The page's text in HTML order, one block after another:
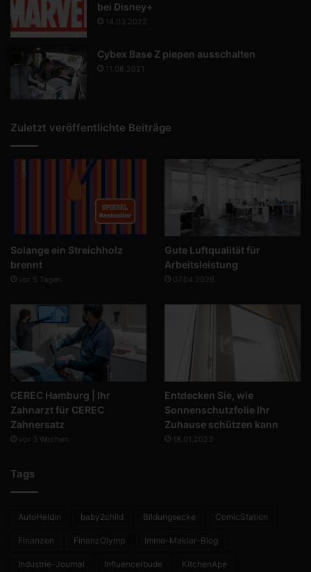
bei Disney+
14.03.2022
Cybex Base Z piepen ausschalten
11.08.2021
Zuletzt veröffentlichte Beiträge
Solange ein Streichholz
brennt
vor 5 Tagen
Gute Luftqualität für
Arbeitsleistung
07.04.2026
CEREC Hamburg | Ihr
Zahnarzt für CEREC
Zahnersatz
vor 3 Wochen
Entdecken Sie, wie
Sonnenschutzfolie Ihr
Zuhause schützen kann
18.01.2023
Tags
AutoHeldin baby2child Bildungsecke ComicStation
Finanzen FinanzOlymp Immo-Makler-Blog
Industrie-Journal Influencerbude KitchenApe